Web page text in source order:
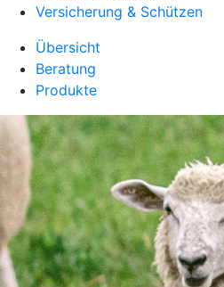
Versicherung & Schützen
Übersicht
Beratung
Produkte